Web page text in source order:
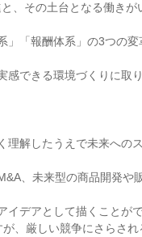
、その土台となる働きが
」「報酬体系」の3つの
感できる環境づくりに取
理解したうえで未来への
、未来型の商品開発や
イデアとして描くことが
、厳しい競争にさらされ